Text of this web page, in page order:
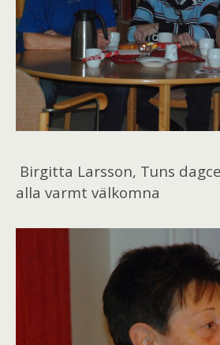
Birgitta Larsson, Tuns
alla varmt välkomna